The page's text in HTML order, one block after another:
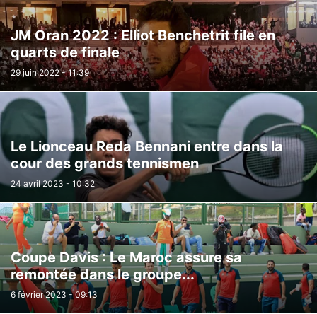
JM Oran 2022 : Elliot Benchetrit file en
quarts de finale
29 juin 2022 - 11:39
Le Lionceau Reda Bennani entre dans la
cour des grands tennismen
24 avril 2023 - 10:32
Coupe Davis : Le Maroc assure sa
remontée dans le groupe...
6 février 2023 - 09:13